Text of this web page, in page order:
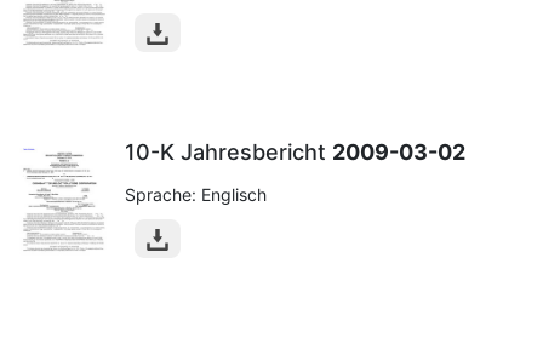
10-K Jahresbericht 2009-03-02
Sprache: Englisch